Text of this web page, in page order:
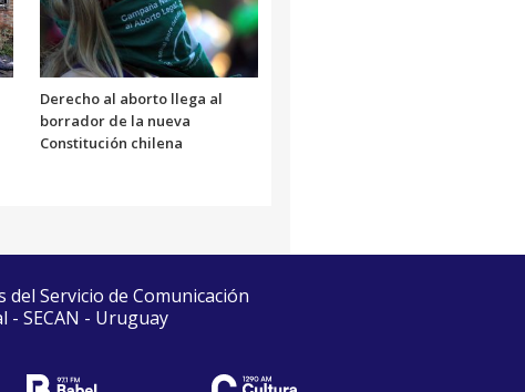
Derecho al aborto llega al
borrador de la nueva
Constitución chilena
Servicio de Comunicación
- SECAN - Uruguay